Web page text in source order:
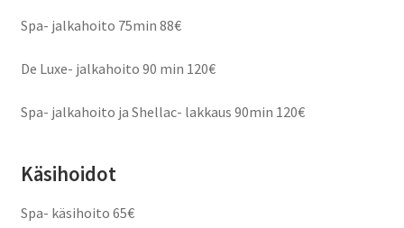
Spa- jalkahoito 75min 88€
De Luxe- jalkahoito 90 min 120€
Spa- jalkahoito ja Shellac- lakkaus 90min 120€
Käsihoidot
Spa- käsihoito 65€